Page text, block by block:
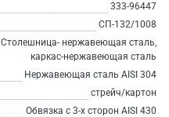
333-96447
СП-132/1008
Столешница- нержавеющая сталь,
каркас-нержавеющая сталь
Нержавеющая сталь AISI 304
стрейч/картон
Обвязка с 3-х сторон AISI 430